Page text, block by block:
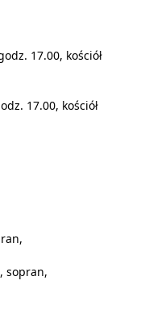
17.00, kościół
17.00, kościół
sopran,